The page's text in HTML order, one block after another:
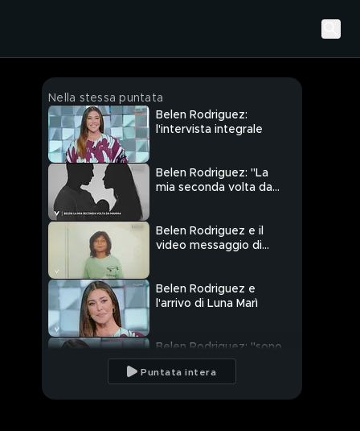
Nella stessa puntata
Belen Rodriguez:
l'intervista integrale
Belen Rodriguez: "La
mia seconda volta da
Belen Rodriguez e il
video messaggio di
Belen Rodriguez e
l'arrivo di Luna Marì
Belen Rodriguez: "sono
andata in
disidratazione"
Puntata intera